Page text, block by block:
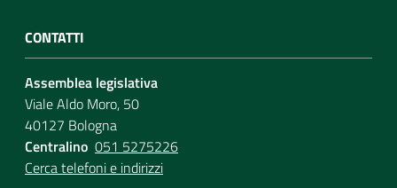
CONTATTI
Assemblea legislativa
Viale Aldo Moro, 50
40127 Bologna
Centralino 051 5275226
Cerca telefoni e indirizzi